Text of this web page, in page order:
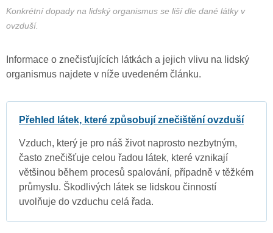
Konkrétní dopady na lidský organismus se liší dle dané látky v
ovzduší.
Informace o znečisťujících látkách a jejich vlivu na lidský
organismus najdete v níže uvedeném článku.
Přehled látek, které způsobují znečištění ovzduší
Vzduch, který je pro náš život naprosto nezbytným,
často znečišťuje celou řadou látek, které vznikají
většinou během procesů spalování, případně v těžkém
průmyslu. Škodlivých látek se lidskou činností
uvolňuje do vzduchu celá řada.